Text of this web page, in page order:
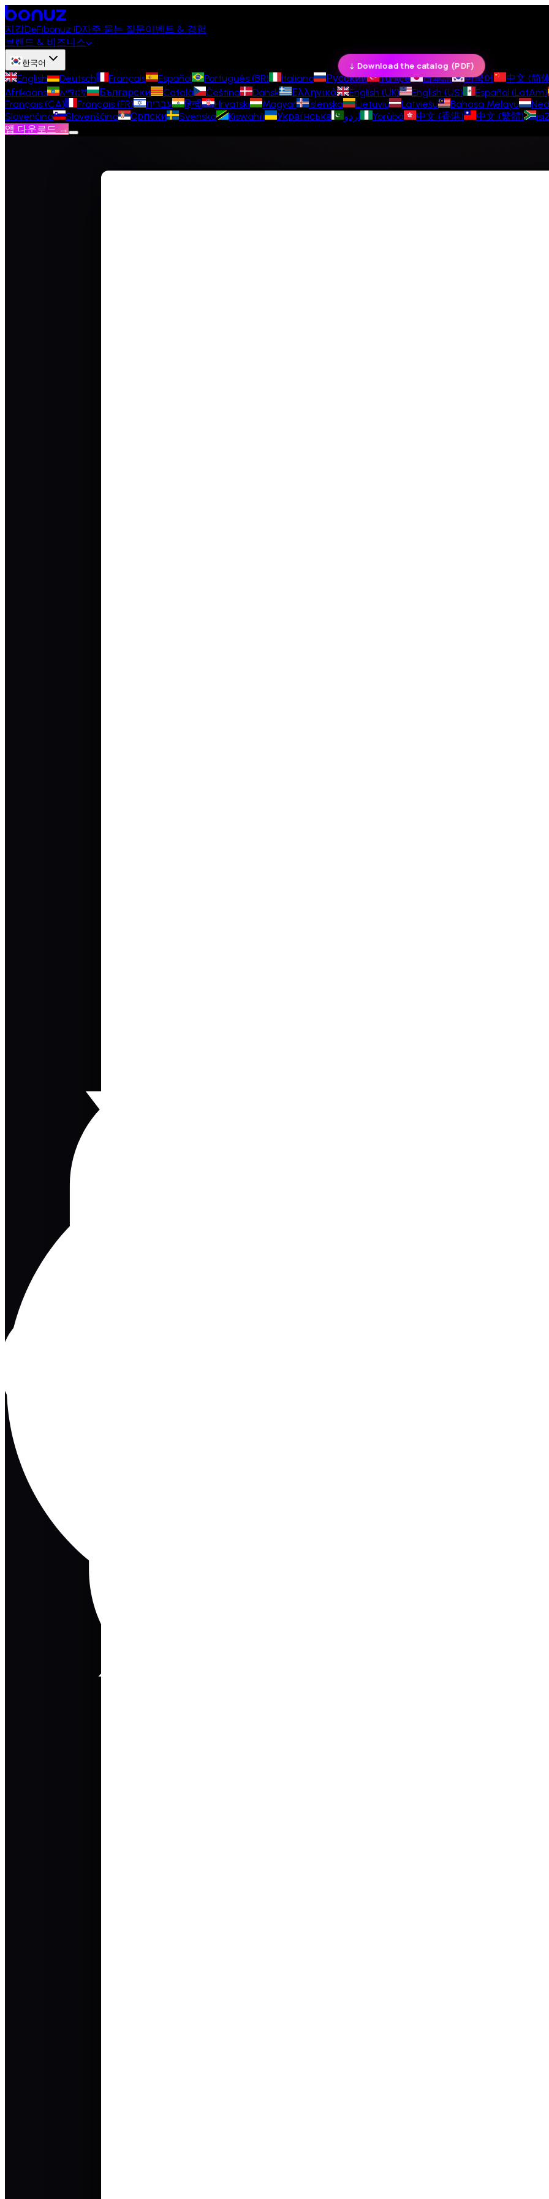
지갑DeFibonuz ID자주 묻는 질문이벤트 & 경험
브랜드 & 비즈니스
한국어
English Deutsch Français Español Português (BR) Italiano Русский Türkçe 日本語 한국어 中文 (简
Afrikaans
አማርኛ Български Català Čeština Dansk Ελληνικά English (UK) English (US) Español (LatAm)
Français (CA)
Français (FR) עברית हिन्दी Hrvatski Magyar Íslenska Lietuvių Latviešu Bahasa Melayu
Slovenčina
Slovenščina Српски Svenska Kiswahili Українська اردو Yorùbá 中文 (香港) 中文 (繁體)
앱 다운로드 →
↓ Download the catalog (PDF)